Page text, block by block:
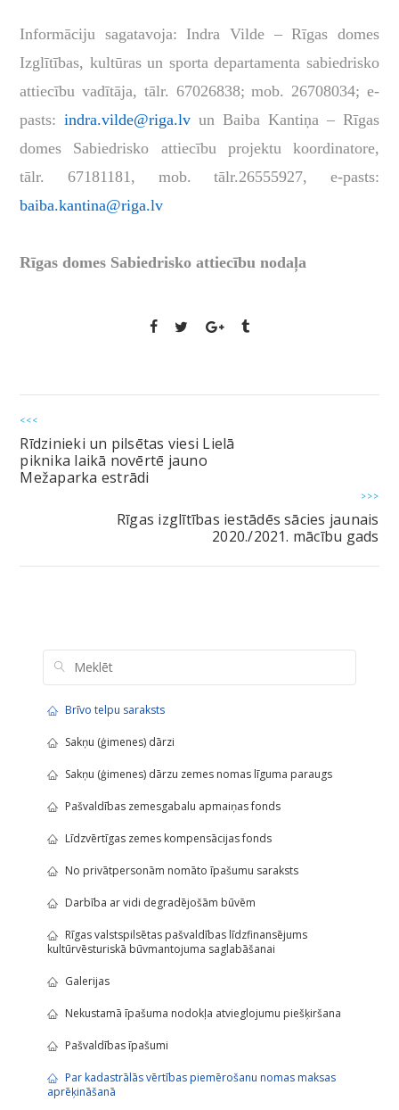
Informāciju sagatavoja: Indra Vilde – Rīgas domes
Izglītības, kultūras un sporta departamenta sabiedrisko
attiecību vadītāja, tālr. 67026838; mob. 26708034; e-
pasts:indra.vilde@riga.lv un Baiba Kantiņa – Rīgas
domes Sabiedrisko attiecību projektu koordinatore,
tālr. 67181181, mob. tālr.26555927, e-pasts:
baiba.kantina@riga.lv
Rīgas domes Sabiedrisko attiecību nodaļa
<<<
Rīdzinieki un pilsētas viesi Lielā
piknika laikā novērtē jauno
Mežaparka estrādi
>>>
Rīgas izglītības iestādēs sācies jaunais
2020./2021. mācību gads
Brīvo telpu saraksts
Sakņu (ģimenes) dārzi
Sakņu (ģimenes) dārzu zemes nomas līguma paraugs
Pašvaldības zemesgabalu apmaiņas fonds
Līdzvērtīgas zemes kompensācijas fonds
No privātpersonām nomāto īpašumu saraksts
Darbība ar vidi degradējošām būvēm
Rīgas valstspilsētas pašvaldības līdzfinansējums
kultūrvēsturiskā būvmantojuma saglabāšanai
Galerijas
Nekustamā īpašuma nodokļa atvieglojumu piešķiršana
Pašvaldības īpašumi
Par kadastrālās vērtības piemērošanu nomas maksas
aprēķināšanā